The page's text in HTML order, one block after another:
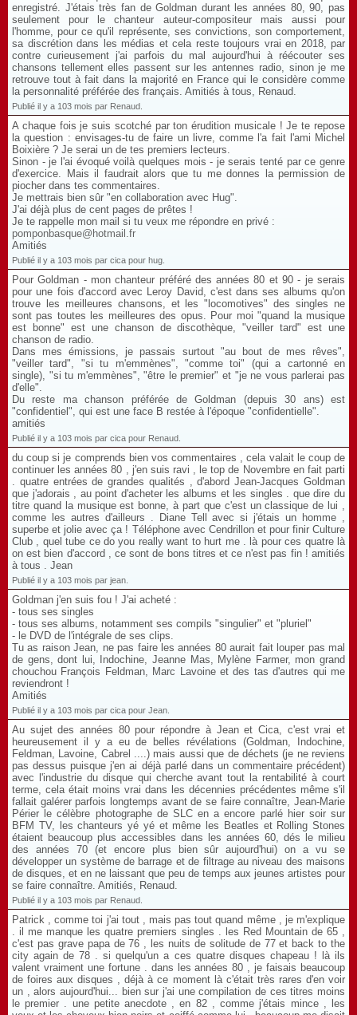
enregistré. J'étais très fan de Goldman durant les années 80, 90, pas
seulement pour le chanteur auteur-compositeur mais aussi pour
l'homme, pour ce qu'il représente, ses convictions, son comportement,
sa discrétion dans les médias et cela reste toujours vrai en 2018, par
contre curieusement j'ai parfois du mal aujourd'hui à réécouter ses
chansons tellement elles passent sur les antennes radio, sinon je me
retrouve tout à fait dans la majorité en France qui le considère comme
la personnalité préférée des français. Amitiés à tous, Renaud.
Publié il y a 103 mois par Renaud.
A chaque fois je suis scotché par ton érudition musicale ! Je te repose
la question : envisages-tu de faire un livre, comme l'a fait l'ami Michel
Boixière ? Je serai un de tes premiers lecteurs.
Sinon - je l'ai évoqué voilà quelques mois - je serais tenté par ce genre
d'exercice. Mais il faudrait alors que tu me donnes la permission de
piocher dans tes commentaires.
Je mettrais bien sûr "en collaboration avec Hug".
J'ai déjà plus de cent pages de prêtes !
Je te rappelle mon mail si tu veux me répondre en privé :
pomponbasque@hotmail.fr
Amitiés
Publié il y a 103 mois par cica pour hug.
Pour Goldman - mon chanteur préféré des années 80 et 90 - je serais
pour une fois d'accord avec Leroy David, c'est dans ses albums qu'on
trouve les meilleures chansons, et les "locomotives" des singles ne
sont pas toutes les meilleures des opus. Pour moi "quand la musique
est bonne" est une chanson de discothèque, "veiller tard" est une
chanson de radio.
Dans mes émissions, je passais surtout "au bout de mes rêves",
"veiller tard", "si tu m'emmènes", "comme toi" (qui a cartonné en
single), "si tu m'emmènes", "être le premier" et "je ne vous parlerai pas
d'elle".
Du reste ma chanson préférée de Goldman (depuis 30 ans) est
"confidentiel", qui est une face B restée à l'époque "confidentielle".
amitiés
Publié il y a 103 mois par cica pour Renaud.
du coup si je comprends bien vos commentaires , cela valait le coup de
continuer les années 80 , j'en suis ravi , le top de Novembre en fait parti
. quatre entrées de grandes qualités , d'abord Jean-Jacques Goldman
que j'adorais , au point d'acheter les albums et les singles . que dire du
titre quand la musique est bonne, à part que c'est un classique de lui ,
comme les autres d'ailleurs . Diane Tell avec si j'étais un homme ,
superbe et jolie avec ça ! Téléphone avec Cendrillon et pour finir Culture
Club , quel tube ce do you really want to hurt me . là pour ces quatre là
on est bien d'accord , ce sont de bons titres et ce n'est pas fin ! amitiés
à tous . Jean
Publié il y a 103 mois par jean.
Goldman j'en suis fou ! J'ai acheté :
- tous ses singles
- tous ses albums, notamment ses compils "singulier" et "pluriel"
- le DVD de l'intégrale de ses clips.
Tu as raison Jean, ne pas faire les années 80 aurait fait louper pas mal
de gens, dont lui, Indochine, Jeanne Mas, Mylène Farmer, mon grand
chouchou François Feldman, Marc Lavoine et des tas d'autres qui me
reviendront !
Amitiés
Publié il y a 103 mois par cica pour Jean.
Au sujet des années 80 pour répondre à Jean et Cica, c'est vrai et
heureusement il y a eu de belles révélations (Goldman, Indochine,
Feldman, Lavoine, Cabrel ....) mais aussi que de déchets (je ne reviens
pas dessus puisque j'en ai déjà parlé dans un commentaire précédent)
avec l'industrie du disque qui cherche avant tout la rentabilité à court
terme, cela était moins vrai dans les décennies précédentes même s'il
fallait galérer parfois longtemps avant de se faire connaître, Jean-Marie
Périer le célèbre photographe de SLC en a encore parlé hier soir sur
BFM TV, les chanteurs yé yé et même les Beatles et Rolling Stones
étaient beaucoup plus accessibles dans les années 60, dés le milieu
des années 70 (et encore plus bien sûr aujourd'hui) on a vu se
développer un système de barrage et de filtrage au niveau des maisons
de disques, et en ne laissant que peu de temps aux jeunes artistes pour
se faire connaître. Amitiés, Renaud.
Publié il y a 103 mois par Renaud.
Patrick , comme toi j'ai tout , mais pas tout quand même , je m'explique
. il me manque les quatre premiers singles . les Red Mountain de 65 ,
c'est pas grave papa de 76 , les nuits de solitude de 77 et back to the
city again de 78 . si quelqu'un a ces quatre disques chapeau ! là ils
valent vraiment une fortune . dans les années 80 , je faisais beaucoup
de foires aux disques , déjà à ce moment là c'était très rares d'en voir
un , alors aujourd'hui... bien sur j'ai une compilation de ces titres moins
le premier . une petite anecdote , en 82 , comme j'étais mince , les